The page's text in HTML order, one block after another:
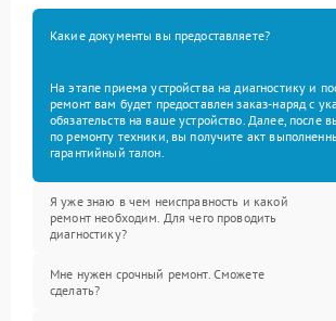
Какие документы вы предоставляете?
На этапе приема устройства на диагностику и
ремонт вам будет предоставлен заказ-наряд с
обязательств на ваше устройство. Далее, после
по ремонту техники, вы получите акт
гарантийный талон.
Я уже знаю в чем неисправность и какой
ремонт необходим. Для чего проводить
диагностику?
Мне нужен срочный ремонт. Сможете
сделать?